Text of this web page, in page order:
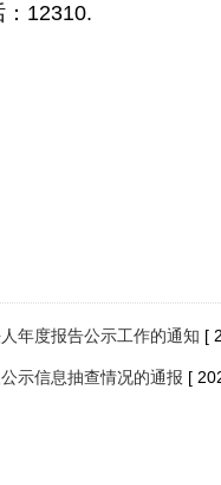
年度报告公示工作的通知 [
示信息抽查情况的通报 [